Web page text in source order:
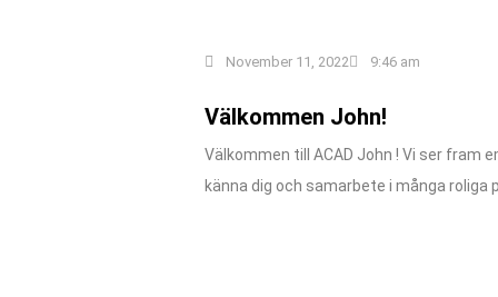
November 11, 2022 9:46 am
Välkommen John!
Välkommen till ACAD John ! Vi ser fram
känna dig och samarbete i många roliga